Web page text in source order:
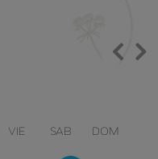
VIE SAB DOM